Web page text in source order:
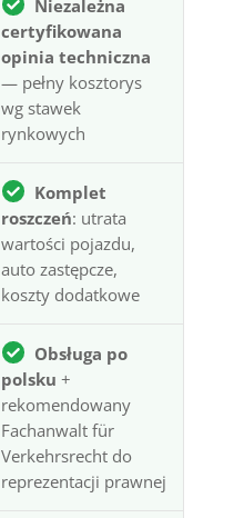
Niezależna
certyfikowana
opinia techniczna
— pełny kosztorys
wg stawek
rynkowych
Komplet
roszczeń: utrata
wartości pojazdu,
auto zastępcze,
koszty dodatkowe
Obsługa po
polsku +
rekomendowany
Fachanwalt für
Verkehrsrecht do
reprezentacji prawnej